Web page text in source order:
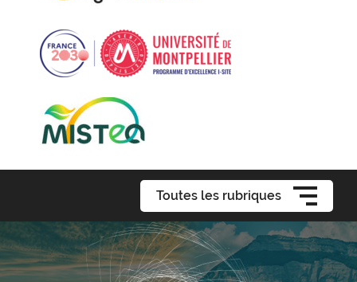
Toutes les rubriques